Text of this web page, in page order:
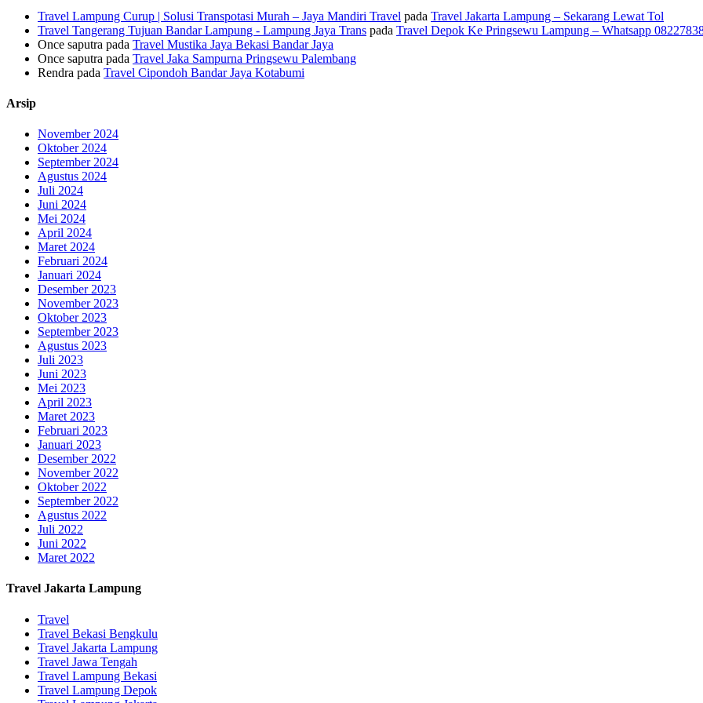
Travel Lampung Curup | Solusi Transpotasi Murah – Jaya Mandiri Travel pada Travel Jakarta Lampung – Sekarang Lewat Tol
Travel Tangerang Tujuan Bandar Lampung - Lampung Jaya Trans pada Travel Depok Ke Pringsewu Lampung – Whatsapp
Once saputra pada Travel Mustika Jaya Bekasi Bandar Jaya
Once saputra pada Travel Jaka Sampurna Pringsewu Palembang
Rendra pada Travel Cipondoh Bandar Jaya Kotabumi
Arsip
November 2024
Oktober 2024
September 2024
Agustus 2024
Juli 2024
Juni 2024
Mei 2024
April 2024
Maret 2024
Februari 2024
Januari 2024
Desember 2023
November 2023
Oktober 2023
September 2023
Agustus 2023
Juli 2023
Juni 2023
Mei 2023
April 2023
Maret 2023
Februari 2023
Januari 2023
Desember 2022
November 2022
Oktober 2022
September 2022
Agustus 2022
Juli 2022
Juni 2022
Maret 2022
Travel Jakarta Lampung
Travel
Travel Bekasi Bengkulu
Travel Jakarta Lampung
Travel Jawa Tengah
Travel Lampung Bekasi
Travel Lampung Depok